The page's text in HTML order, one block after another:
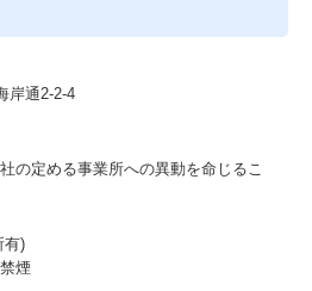
岸通2-2-4
の定める事業所への異動を命じるこ
有)
煙